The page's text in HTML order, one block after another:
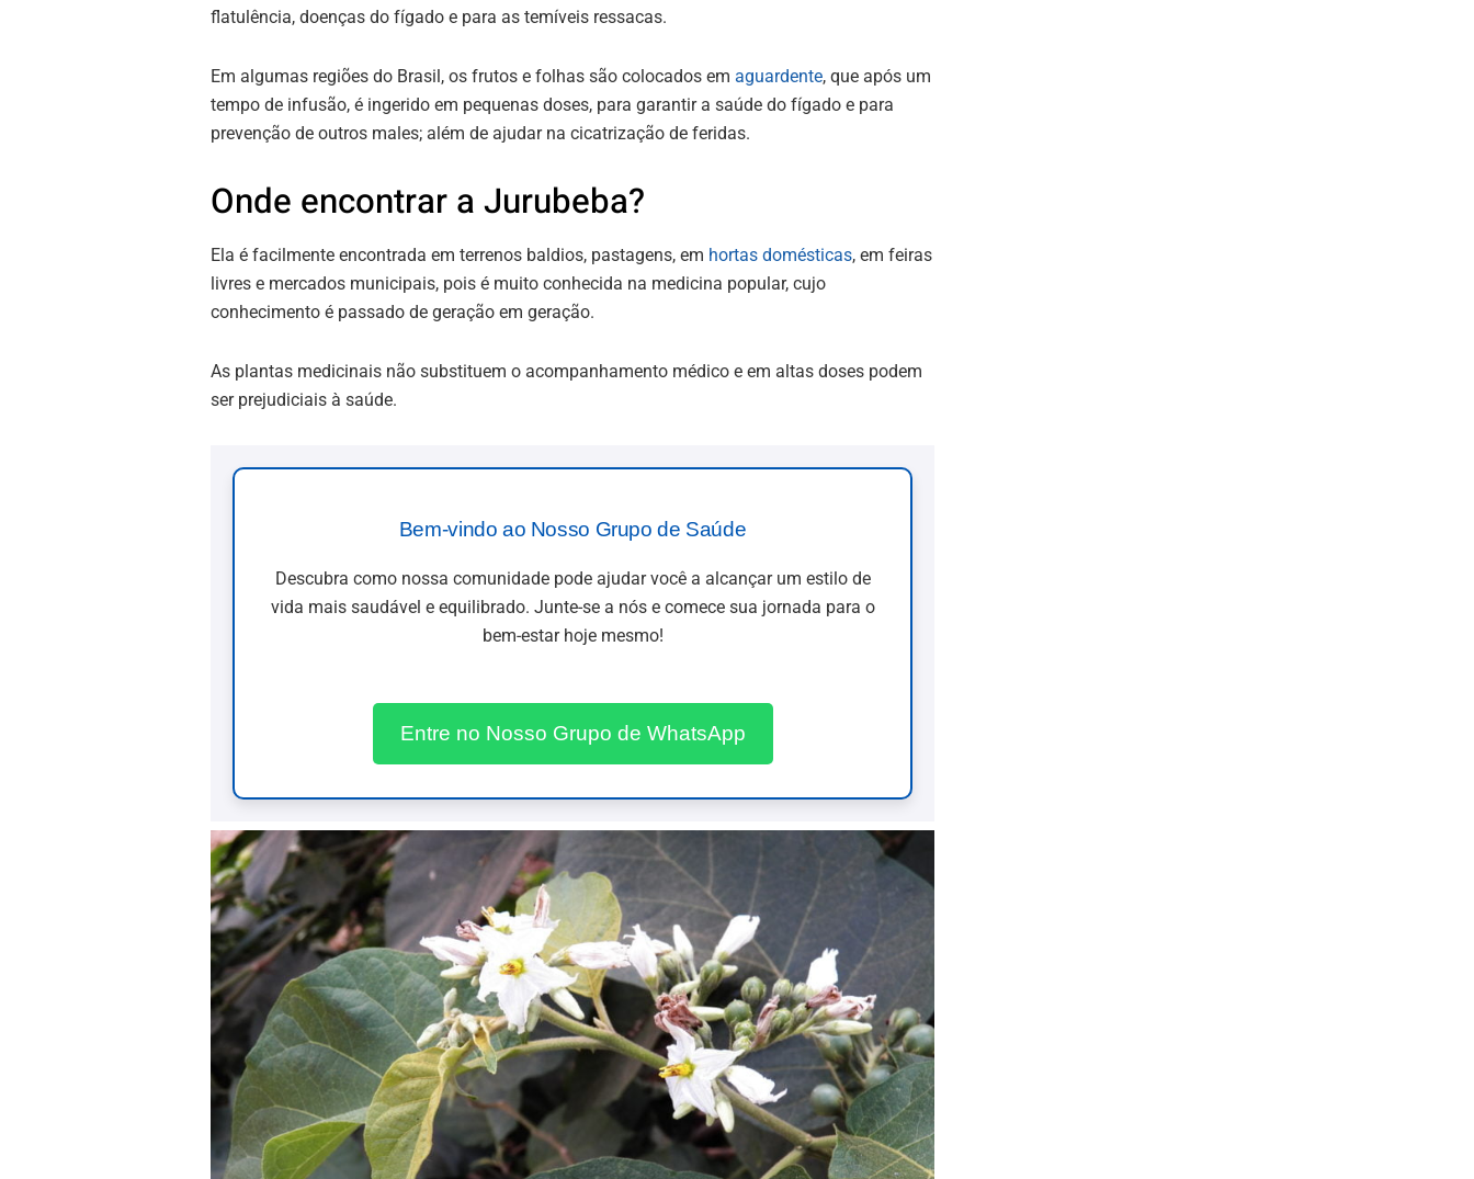
flatulência, doenças do fígado e para as temíveis ressacas.
Em algumas regiões do Brasil, os frutos e folhas são colocados em aguardente, que após um
tempo de infusão, é ingerido em pequenas doses, para garantir a saúde do fígado e para
prevenção de outros males; além de ajudar na cicatrização de feridas.
Onde encontrar a Jurubeba?
Ela é facilmente encontrada em terrenos baldios, pastagens, em hortas domésticas, em feiras
livres e mercados municipais, pois é muito conhecida na medicina popular, cujo
conhecimento é passado de geração em geração.
As plantas medicinais não substituem o acompanhamento médico e em altas doses podem
ser prejudiciais à saúde.
Bem-vindo ao Nosso Grupo de Saúde
Descubra como nossa comunidade pode ajudar você a alcançar um estilo de
vida mais saudável e equilibrado. Junte-se a nós e comece sua jornada para o
bem-estar hoje mesmo!
Entre no Nosso Grupo de WhatsApp